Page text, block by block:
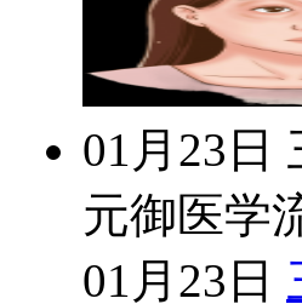
01月23日
元御医学
01月23日